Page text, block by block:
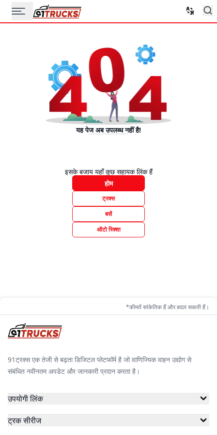
यह पेज अब उपलब्ध नहीं है!
इसके बजाय यहाँ कुछ सहायक लिंक हैं
होम
ट्रक्स
बसें
ऑटो रिक्शा
*कीमतें सांकेतिक हैं और बदल सकती हैं।
91ट्रक्स एक तेजी से बढ़ता डिजिटल प्लेटफॉर्म है जो वाणिज्यिक वाहन उद्योग से
संबंधित नवीनतम अपडेट और जानकारी प्रदान करता है।
उपयोगी लिंक
ट्रक सीरीज